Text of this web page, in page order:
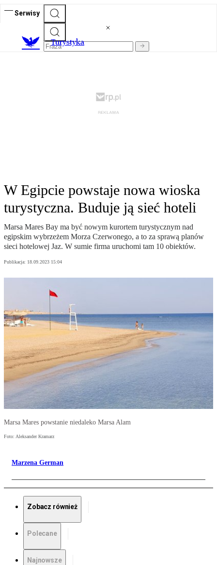
Serwisy
Turystyka
W Egipcie powstaje nowa wioska
turystyczna. Buduje ją sieć hoteli
Marsa Mares Bay ma być nowym kurortem turystycznym nad
egipskim wybrzeżem Morza Czerwonego, a to za sprawą planów
sieci hotelowej Jaz. W sumie firma uruchomi tam 10 obiektów.
Publikacja: 18.09.2023 15:04
Marsa Mares powstanie niedaleko Marsa Alam
Foto: Aleksander Kramarz
Marzena German
Zobacz również
Polecane
Najnowsze